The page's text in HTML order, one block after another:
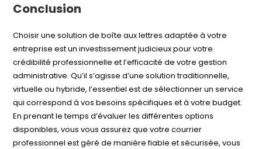
Conclusion
Choisir une solution de boîte aux lettres adaptée à votre
entreprise est un investissement judicieux pour votre
crédibilité professionnelle et l’efficacité de votre gestion
administrative. Qu’il s’agisse d’une solution traditionnelle,
virtuelle ou hybride, l’essentiel est de sélectionner un service
qui correspond à vos besoins spécifiques et à votre budget.
En prenant le temps d’évaluer les différentes options
disponibles, vous vous assurez que votre courrier
professionnel est géré de manière fiable et sécurisée, vous